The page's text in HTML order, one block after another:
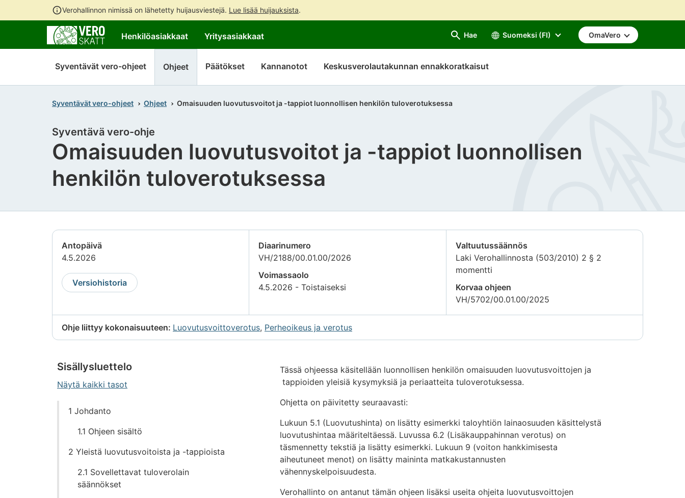
Verohallinnon nimissä on lähetetty huijausviestejä. Lue lisää huijauksista.
sisältöön
sivuston
hakuun
Henkilöasiakkaat Yritysasiakkaat Hae Suomeksi (FI) OmaVero
Syventävät vero-ohjeet Ohjeet Päätökset Kannanotot Keskusverolautakunnan ennakkoratkaisut
Syventävät vero-ohjeet Ohjeet Omaisuuden luovutusvoitot ja -tappiot luonnollisen henkilön tuloverotuksessa
Omaisuuden luovutusvoitot ja -tappiot luonnollisen
henkilön tuloverotuksessa
Syventävä vero-ohje
Antopäivä
4.5.2026
Versiohistoria
Diaarinumero
VH/2188/00.01.00/2026
Voimassaolo
4.5.2026 - Toistaiseksi
Valtuutussäännös
Laki Verohallinnosta (503/2010) 2 § 2
momentti
Korvaa ohjeen
VH/5702/00.01.00/2025
Ohje liittyy kokonaisuuteen: Luovutusvoittoverotus, Perheoikeus ja verotus
Sisällysluettelo
Näytä kaikki tasot
Siirry
sisältöön
1 Johdanto
1.1 Ohjeen sisältö
2 Yleistä luovutusvoitoista ja -tappioista
2.1 Sovellettavat tuloverolain
säännökset
Tässä ohjeessa käsitellään luonnollisen henkilön omaisuuden luovutusvoittojen ja
tappioiden yleisiä kysymyksiä ja periaatteita tuloverotuksessa.
Ohjetta on päivitetty seuraavasti:
Lukuun 5.1 (Luovutushinta) on lisätty esimerkki taloyhtiön lainaosuuden käsittelystä
luovutushintaa määriteltäessä. Luvussa 6.2 (Lisäkauppahinnan verotus) on
täsmennetty tekstiä ja lisätty esimerkki. Lukuun 9 (voiton hankkimisesta
aiheutuneet menot) on lisätty maininta matkakustannusten
vähennyskelpoisuudesta.
Verohallinto on antanut tämän ohjeen lisäksi useita ohjeita luovutusvoittojen